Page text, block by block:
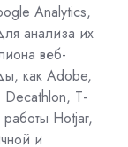
Analytics,
анализа их
веб-
как Adobe,
Decathlon, T-
Hotjar,
и